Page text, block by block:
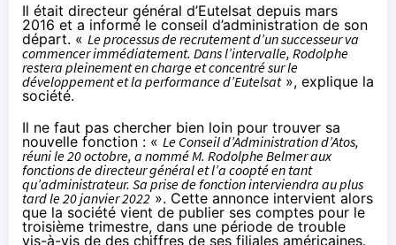
Il était directeur général d’Eutelsat depuis mars
2016 et a informé le conseil d’administration de son
départ. « Le processus de recrutement d’un successeur va
commencer immédiatement. Dans l’intervalle, Rodolphe
restera pleinement en charge et concentré sur le
développement et la performance d’Eutelsat», explique la
société.
Il ne faut pas chercher bien loin pour trouver sa
nouvelle fonction : « Le Conseil d’Administration d’Atos,
réuni le 20 octobre, a nommé M. Rodolphe Belmer aux
fonctions de directeur général et l’a coopté en tant
qu’administrateur. Sa prise de fonction interviendra au plus
tard le 20 janvier 2022». Cette annonce intervient alors
que la société vient de publier ses comptes pour le
troisième trimestre, dans une période de trouble
vis-à-vis de des chiffres de ses filiales américaines.